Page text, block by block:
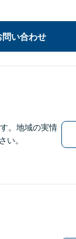
問い合わせ
。地域の実情
い。